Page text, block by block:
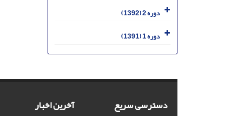
دوره 2 (1392)
دوره 1 (1391)
دسترسی سریع آخرین اخبار